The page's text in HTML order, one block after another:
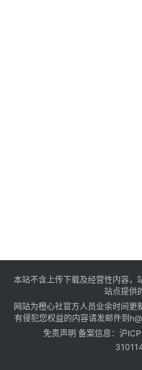
本站不含上传下载及经营性内容，
站点提供
网站为橙心社官方人员业余时间
有侵犯您权益的内容请发邮件到
免责声明 备案信息： 沪